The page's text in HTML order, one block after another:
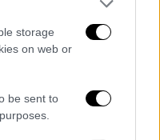
storage
on web or
be sent to